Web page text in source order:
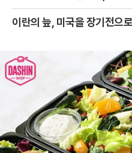
이란의 늪, 미국을 장기전으